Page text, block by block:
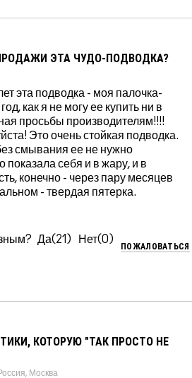
ЭТА ЧУДО-ПОДВОДКА?
эта подводка - моя палочка-
как я не могу ее купить ни в
просьбы производителям!!!!
Это очень стойкая подводка.
смывания ее не нужно
показала себя и в жару, и в
конечно - через пару месяцев
- твердая пятерка.
21 0
ПОЖАЛОВАТЬСЯ
КОТОРУЮ "ТАК ПРОСТО НЕ
Москва